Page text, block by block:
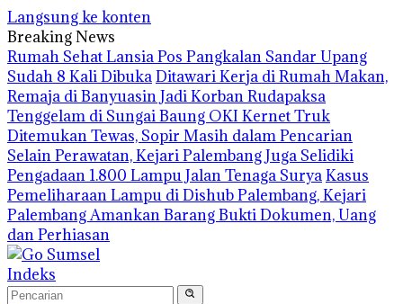
Langsung ke konten
Breaking News
Rumah Sehat Lansia Pos Pangkalan Sandar Upang
Sudah 8 Kali DibukaDitawari Kerja di Rumah Makan,
Remaja di Banyuasin Jadi Korban Rudapaksa
Tenggelam di Sungai Baung OKI Kernet Truk
Ditemukan Tewas, Sopir Masih dalam Pencarian
Selain Perawatan, Kejari Palembang Juga Selidiki
Pengadaan 1.800 Lampu Jalan Tenaga SuryaKasus
Pemeliharaan Lampu di Dishub Palembang, Kejari
Palembang Amankan Barang Bukti Dokumen, Uang
dan Perhiasan
Indeks